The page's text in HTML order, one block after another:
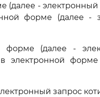
(далее - электронный
форме (далее -
форме (далее -
электронной
запрос